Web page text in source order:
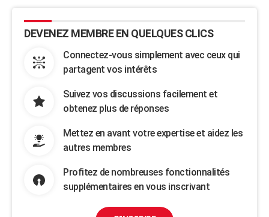
DEVENEZ MEMBRE EN QUELQUES CLICS
Connectez-vous simplement avec ceux qui
partagent vos intérêts
Suivez vos discussions facilement et
obtenez plus de réponses
Mettez en avant votre expertise et aidez les
autres membres
Profitez de nombreuses fonctionnalités
supplémentaires en vous inscrivant